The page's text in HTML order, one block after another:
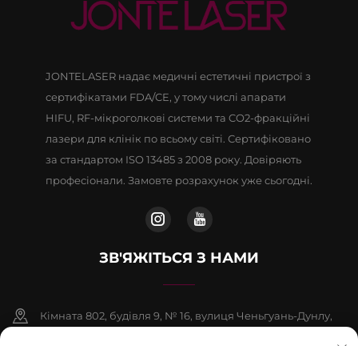
JONTELASER надає медичні естетичні пристрої з
сертифікатами FDA/CE, у тому числі апарати
HIFU, RF-мікроголкові системи та CO2-фракційні
лазери для клінік по всьому світі. Сертифіковано
за стандартом ISO 13485 з 2008 року. Довіряють
професіонали. Замовте розрахунок уже сьогодні.
ЗВ'ЯЖІТЬСЯ З НАМИ
Кімната 802, будівля 9, № 16, вулиця Ченьгуань-Дунлу,